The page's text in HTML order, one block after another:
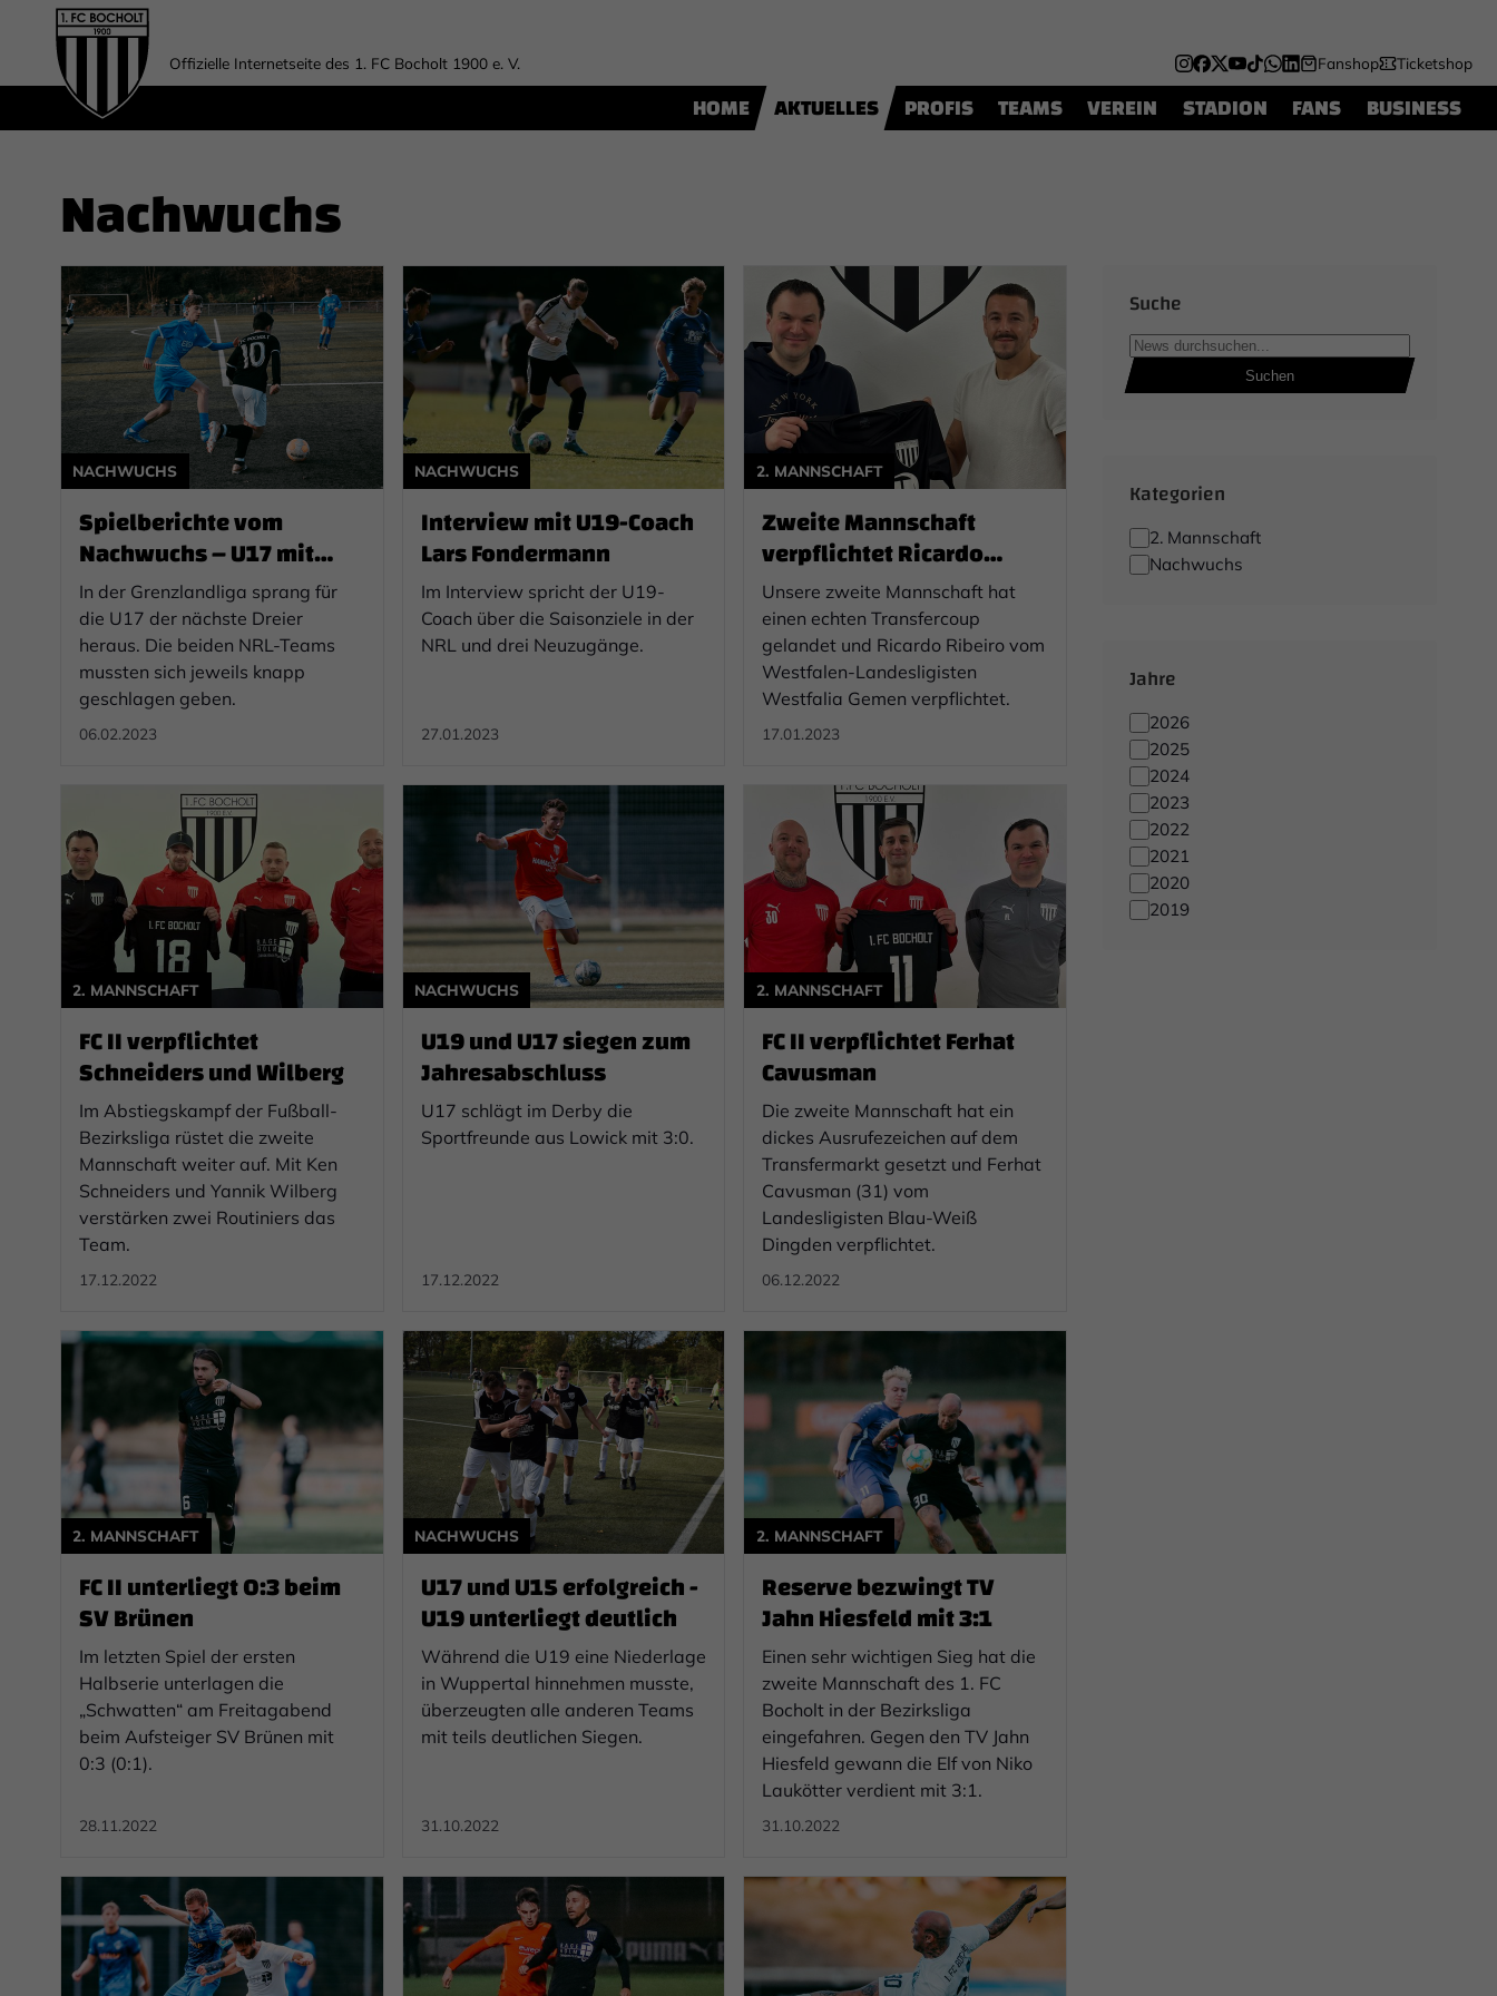
Offizielle Internetseite des 1. FC Bocholt 1900 e. V. Fanshop Ticketshop
HOME AKTUELLES PROFIS TEAMS VEREIN STADION FANS BUSINESS
Nachwuchs
NACHWUCHS
Spielberichte vom
Nachwuchs – U17 mit
Kantersieg
In der Grenzlandliga sprang für
die U17 der nächste Dreier
heraus. Die beiden NRL-Teams
mussten sich jeweils knapp
geschlagen geben.
06.02.2023
NACHWUCHS
Interview mit U19-Coach
Lars Fondermann
Im Interview spricht der U19-
Coach über die Saisonziele in der
NRL und drei Neuzugänge.
27.01.2023
2. MANNSCHAFT
Zweite Mannschaft
verpflichtet Ricardo
Ribeiro
Unsere zweite Mannschaft hat
einen echten Transfercoup
gelandet und Ricardo Ribeiro vom
Westfalen-Landesligisten
Westfalia Gemen verpflichtet.
17.01.2023
2. MANNSCHAFT
FC II verpflichtet
Schneiders und Wilberg
Im Abstiegskampf der Fußball-
Bezirksliga rüstet die zweite
Mannschaft weiter auf. Mit Ken
Schneiders und Yannik Wilberg
verstärken zwei Routiniers das
Team.
17.12.2022
NACHWUCHS
U19 und U17 siegen zum
Jahresabschluss
U17 schlägt im Derby die
Sportfreunde aus Lowick mit 3:0.
17.12.2022
2. MANNSCHAFT
FC II verpflichtet Ferhat
Cavusman
Die zweite Mannschaft hat ein
dickes Ausrufezeichen auf dem
Transfermarkt gesetzt und Ferhat
Cavusman (31) vom
Landesligisten Blau-Weiß
Dingden verpflichtet.
06.12.2022
2. MANNSCHAFT
FC II unterliegt 0:3 beim
SV Brünen
Im letzten Spiel der ersten
Halbserie unterlagen die
„Schwatten“ am Freitagabend
beim Aufsteiger SV Brünen mit
0:3 (0:1).
28.11.2022
NACHWUCHS
U17 und U15 erfolgreich -
U19 unterliegt deutlich
Während die U19 eine Niederlage
in Wuppertal hinnehmen musste,
überzeugten alle anderen Teams
mit teils deutlichen Siegen.
31.10.2022
2. MANNSCHAFT
Reserve bezwingt TV
Jahn Hiesfeld mit 3:1
Einen sehr wichtigen Sieg hat die
zweite Mannschaft des 1. FC
Bocholt in der Bezirksliga
eingefahren. Gegen den TV Jahn
Hiesfeld gewann die Elf von Niko
Laukötter verdient mit 3:1.
31.10.2022
Suche
Suchen
Kategorien
2. Mannschaft
Nachwuchs
Jahre
2026
2025
2024
2023
2022
2021
2020
2019